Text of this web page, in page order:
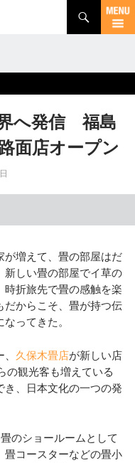
へ発信 福島
面店オープン
増えて、畳の部屋はだ
新しい畳の部屋でイ草の
折旅先で畳の感触を楽
だからこそ、畳が持つ伝
ってきた。
久保木畳店が新しい店
の観光客も増えている
、日本文化の一つの発
のショールームとして
畳コースターなどの畳小